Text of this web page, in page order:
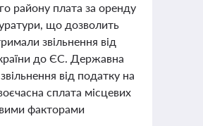
району плата за оренду
що дозволить
звільнення від
до ЄС. Державна
від податку на
сплата місцевих
факторами